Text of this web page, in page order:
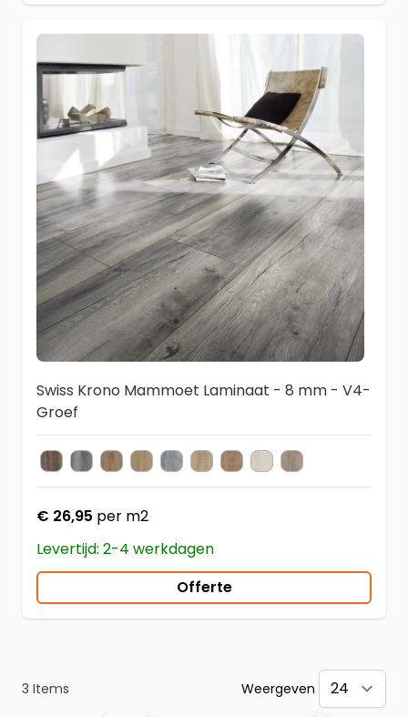
Swiss Krono Mammoet Laminaat - 8 mm - V4-
Groef
Kleur3570 Harbour Oak
3572 Harbour Oak Grey
4166 Prestige Oak Nature
4716 Pinot Kastanie
4754 Hella Eiche
4982 Oriental Oak Beige
4983 oriental Oak
4984 Oriental oak
4985 Oriental
€ 26,95 per m2
Levertijd: 2-4 werkdagen
Offerte
3 Items Weergeven